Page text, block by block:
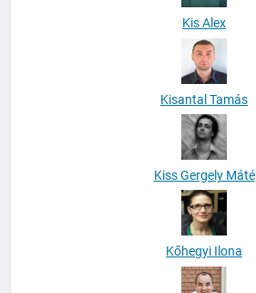
Kis Alex
Kisantal Tamás
Kiss Gergely Máté
Kőhegyi Ilona